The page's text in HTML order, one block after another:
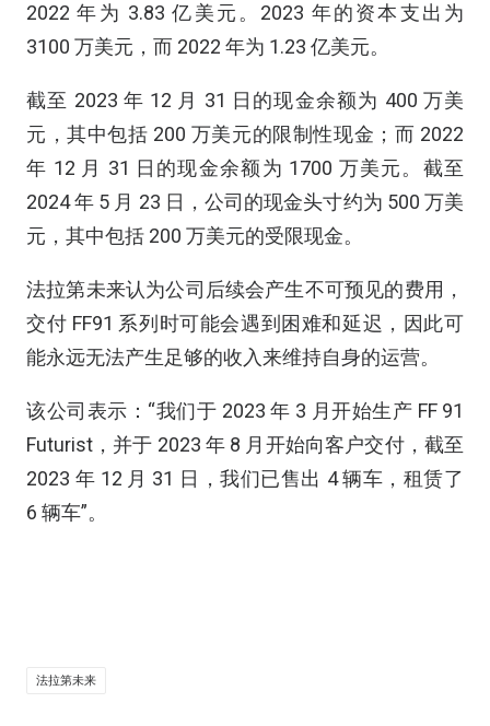
2022 年为 3.83 亿美元。2023 年的资本支出为
3100 万美元，而 2022 年为 1.23 亿美元。
截至 2023 年 12 月 31 日的现金余额为 400 万美
元，其中包括 200 万美元的限制性现金；而 2022
年 12 月 31 日的现金余额为 1700 万美元。截至
2024 年 5 月 23 日，公司的现金头寸约为 500 万美
元，其中包括 200 万美元的受限现金。
法拉第未来认为公司后续会产生不可预见的费用，
交付 FF91 系列时可能会遇到困难和延迟，因此可
能永远无法产生足够的收入来维持自身的运营。
该公司表示：“我们于 2023 年 3 月开始生产 FF 91
Futurist，并于 2023 年 8 月开始向客户交付，截至
2023 年 12 月 31 日，我们已售出 4 辆车，租赁了
6 辆车”。
法拉第未来